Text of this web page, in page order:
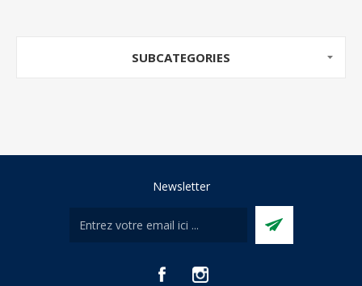
SUBCATEGORIES
Newsletter